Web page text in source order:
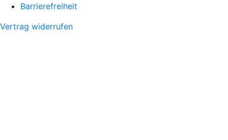
Barrierefreiheit
Vertrag widerrufen